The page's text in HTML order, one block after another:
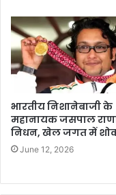
भारतीय निशानेबाजी के
महानायक जसपाल
निधन, खेल जगत में
June 12, 2026